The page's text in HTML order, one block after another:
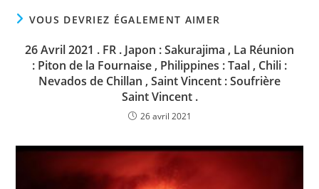
VOUS DEVRIEZ ÉGALEMENT AIMER
26 Avril 2021 . FR . Japon : Sakurajima , La Réunion
: Piton de la Fournaise , Philippines : Taal , Chili :
Nevados de Chillan , Saint Vincent : Soufrière
Saint Vincent .
26 avril 2021